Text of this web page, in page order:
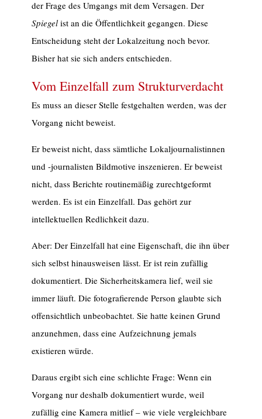
der Frage des Umgangs mit dem Versagen. Der
Spiegelist an die Öffentlichkeit gegangen. Diese
Entscheidung steht der Lokalzeitung noch bevor.
Bisher hat sie sich anders entschieden.
Vom Einzelfall zum Strukturverdacht
Es muss an dieser Stelle festgehalten werden, was der
Vorgang nicht beweist.
Er beweist nicht, dass sämtliche Lokaljournalistinnen
und -journalisten Bildmotive inszenieren. Er beweist
nicht, dass Berichte routinemäßig zurechtgeformt
werden. Es ist ein Einzelfall. Das gehört zur
intellektuellen Redlichkeit dazu.
Aber: Der Einzelfall hat eine Eigenschaft, die ihn über
sich selbst hinausweisen lässt. Er ist rein zufällig
dokumentiert. Die Sicherheitskamera lief, weil sie
immer läuft. Die fotografierende Person glaubte sich
offensichtlich unbeobachtet. Sie hatte keinen Grund
anzunehmen, dass eine Aufzeichnung jemals
existieren würde.
Daraus ergibt sich eine schlichte Frage: Wenn ein
Vorgang nur deshalb dokumentiert wurde, weil
zufällig eine Kamera mitlief – wie viele vergleichbare